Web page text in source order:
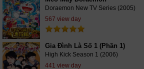
Doraemon New TV Series (2005)
567 view day
Gia Đình Là Số 1 (Phần 1)
High Kick Season 1 (2006)
441 view day